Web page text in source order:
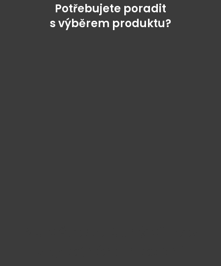
Potřebujete poradit
s výběrem produktu?